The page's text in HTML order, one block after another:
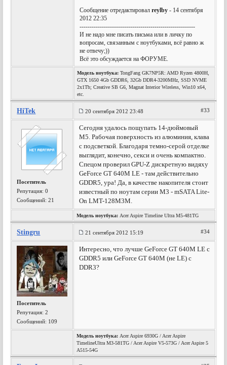
Сообщение отредактировалreylby - 14 сентября
2012 22:35
---------------------------------------------------------
И не надо мне писать письма или в личку по
вопросам, связанным с ноутбуками, всё равно ж
не отвечу;))
Всё это обсуждается на ФОРУМЕ.
Модель ноутбука: TongFang GK7NP5R: AMD Ryzen 4800H,
GTX 1650 4Gb GDDR6, 32Gb DDR4-3200MHz, SSD NVME
2x1Tb; Creative SB G6, Magnat Interior Wireless, Win10 x64,
etc.
HiTek 20 сентября 2012 23:48 #33
Посетитель
Репутация:0
Сообщений: 21
Сегодня удалось пощупать 14-дюймовый
M5. Рабочая поверхность из алюминия, клава
с подсветкой. Благодаря темно-серой отделке
выглядит, конечно, секси и очень компактно.
Спецом проверил GPU-Z дискретную видяху
GeForce GT 640M LE - там действительно
GDDR5, ура! Да, в качестве накопителя стоит
известный по ноутам серии M3 - mSATA Lite-
On LMT-128M3M.
Модель ноутбука: Acer Aspire Timeline Ultra M5-481TG
Stingru 21 сентября 2012 15:19 #34
Посетитель
Репутация:2
Сообщений: 109
Интересно, что лучше GeForce GT 640M LE c
GDDR5 или GeForce GT 640M (не LE) c
DDR3?
Модель ноутбука: Acer Aspire 6930G / Acer Aspire
TimelineUltra M3-581TG / Acer Aspire V5-573G / Acer Aspire 5
A515-54G